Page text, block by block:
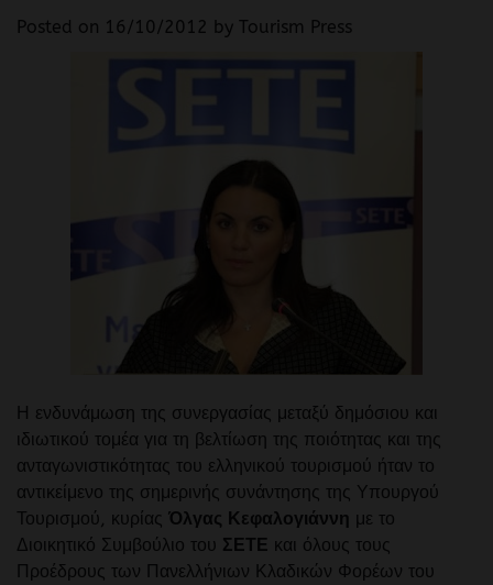
Posted on 16/10/2012 by Tourism Press
Η ενδυνάμωση της συνεργασίας μεταξύ δημόσιου και
ιδιωτικού τομέα για τη βελτίωση της ποιότητας και της
ανταγωνιστικότητας του ελληνικού τουρισμού ήταν το
αντικείμενο της σημερινής συνάντησης της Υπουργού
Τουρισμού, κυρίας Όλγας Κεφαλογιάννη με το
Διοικητικό Συμβούλιο του ΣΕΤΕ και όλους τους
Προέδρους των Πανελλήνιων Κλαδικών Φορέων του